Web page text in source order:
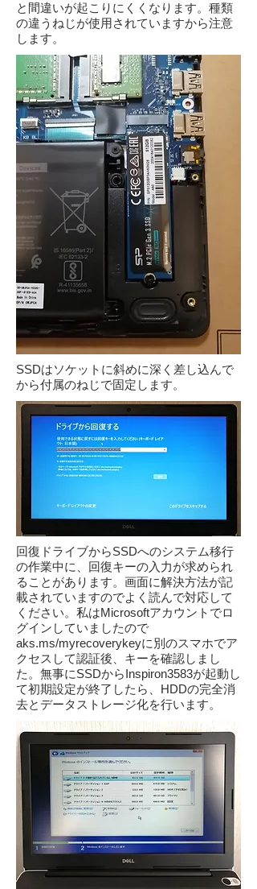
と間違いが起こりにくくなります。種類
の違うねじが使用されていますから注意
します。
SSDはソケットに斜めに深く差し込んで
から付属のねじで固定します。
回復ドライブからSSDへのシステム移行
の作業中に、回復キーの入力が求められ
ることがあります。画面に解決方法が記
載されていますのでよく読んで対応して
ください。私はMicrosoftアカウントでロ
グインしていましたので
aks.ms/myrecoverykeyに別のスマホでア
クセスして認証後、キーを確認しまし
た。無事にSSDからInspiron3583が起動し
て初期設定が終了したら、HDDの完全消
去とデータストレージ化を行います。